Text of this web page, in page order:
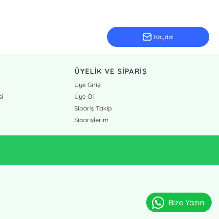
Kaydol
ÜYELİK VE SİPARİŞ
Üye Girişi
Üye Ol
Sipariş Takip
Siparişlerim
Bize Yazın